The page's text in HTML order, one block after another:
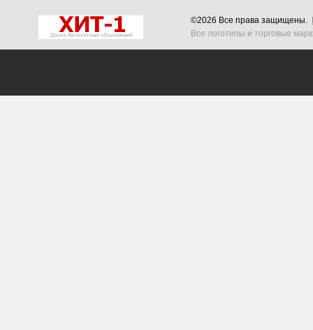
©2026 Все права защищены.
Все логотипы и торговые